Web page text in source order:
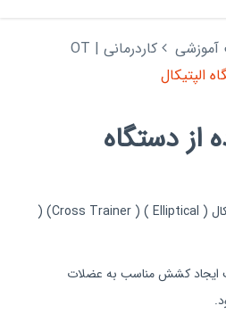
آموزشی
کاردرمانی | OT
الپتیکال
از دستگاه
(
Elliptical
) (
Cross Trainer
) (
ایجاد کشش مناسب به عضلات